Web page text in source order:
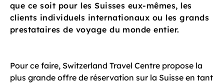
que ce soit pour les Suisses eux-mêmes, les
clients individuels internationaux ou les grands
prestataires de voyage du monde entier.
Pour ce faire, Switzerland Travel Centre propose la
plus grande offre de réservation sur la Suisse en tant